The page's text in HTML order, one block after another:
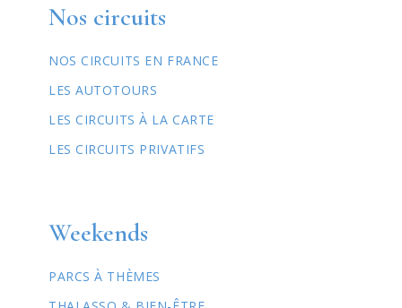
Nos circuits
NOS CIRCUITS EN FRANCE
LES AUTOTOURS
LES CIRCUITS À LA CARTE
LES CIRCUITS PRIVATIFS
Weekends
PARCS À THÈMES